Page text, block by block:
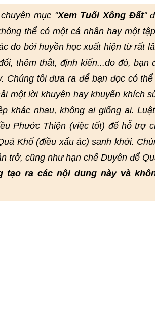
mục "Xem Tuổi Xông Đất"
thể có một cá nhân hay một
do bởi huyền học xuất hiện từ rất
thêm thắt, định kiến...do đó, bạn
Chúng tôi đưa ra để bạn đọc có
một lời khuyên hay khuyến khích
khác nhau, không ai giống ai.
Phước Thiện (việc tốt) để hỗ trợ
Khổ (điều xấu ác) sanh khởi.
trở, cũng như hạn chế Duyên để
tạo ra các nội dung này và